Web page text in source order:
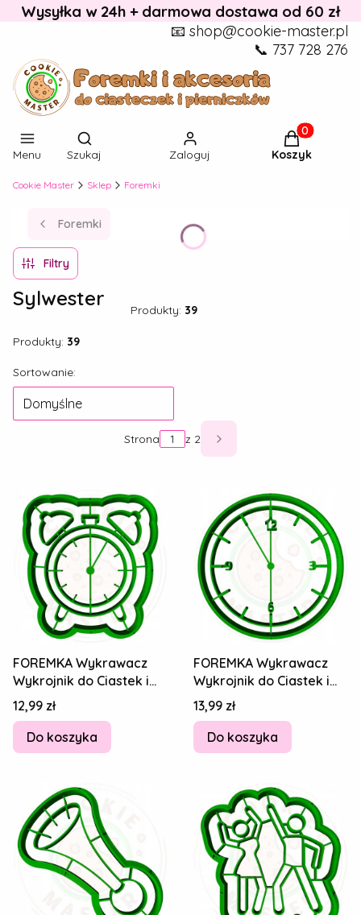
Wysyłka w 24h + darmowa dostawa od 60 zł
📧 shop@cookie-master.pl
📞 737 728 276
Menu
Otwórz wyszukiwarkę
Szukaj Zaloguj
Produkty w
Koszyk
Cookie Master Sklep Foremki
Foremki
Filtry
Sylwester Produkty: 39
Produkty: 39
Lista produktów
Sortowanie:
Domyślne
Strona z 2 Następne produkty
FOREMKA Wykrawacz
Wykrojnik do Ciastek i
Pierników SYLWESTER -
Zegar 8cm
Cena
12,99 zł
Do koszyka
FOREMKA Wykrawacz
Wykrojnik do Ciastek i
Pierników SYLWESTER -
Zegar 8cm
Cena
13,99 zł
Do koszyka